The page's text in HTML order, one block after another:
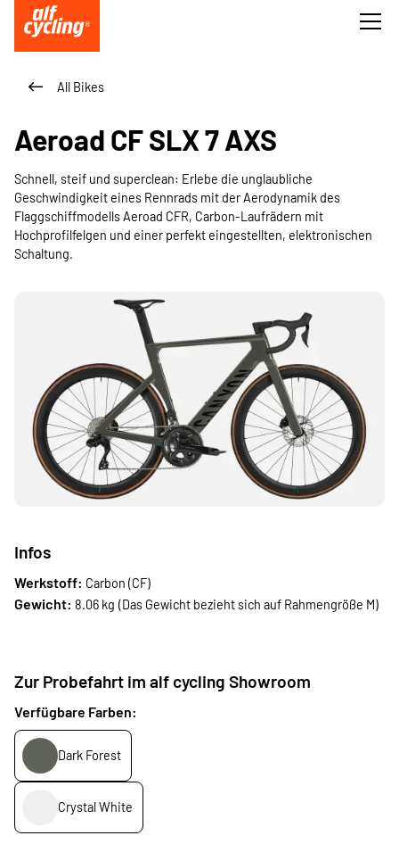
All Bikes
Aeroad CF SLX 7 AXS
Schnell, steif und superclean: Erlebe die unglaubliche
Geschwindigkeit eines Rennrads mit der Aerodynamik des
Flaggschiffmodells Aeroad CFR, Carbon-Laufrädern mit
Hochprofilfelgen und einer perfekt eingestellten, elektronischen
Schaltung.
Infos
Werkstoff: Carbon (CF)
Gewicht: 8.06 kg (Das Gewicht bezieht sich auf Rahmengröße M)
Zur Probefahrt im alf cycling Showroom
Verfügbare Farben:
Dark Forest
Crystal White